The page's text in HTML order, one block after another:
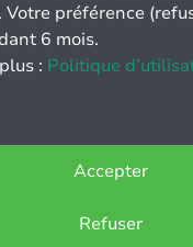
Votre préférence
6 mois.
: Politique
Refuser
Accepter